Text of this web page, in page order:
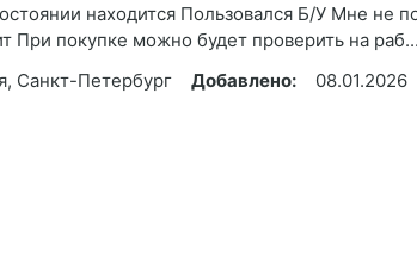
находится Пользовался Б/У Мне не
При покупке можно будет проверить на раб...
Санкт-Петербург Добавлено:
08.01.2026